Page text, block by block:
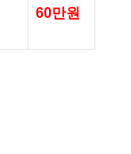
60만원